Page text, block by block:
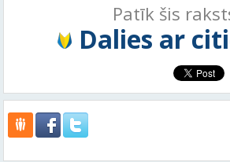
Patīk šis
Dalies ar